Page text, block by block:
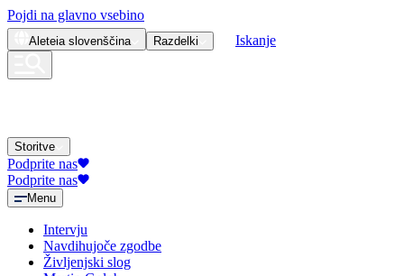
Pojdi na glavno vsebino
Aleteia slovenščina Razdelki Iskanje
Storitve
Podprite nas
Podprite nas
Menu
Intervju
Navdihujoče zgodbe
Življenjski slog